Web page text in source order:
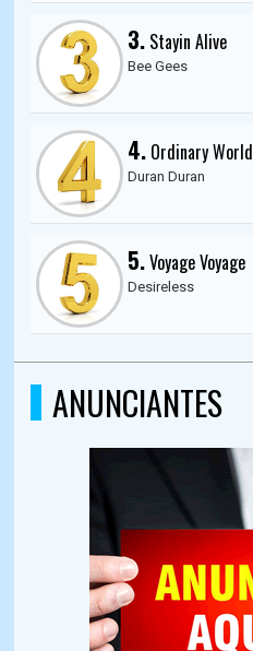
3. Stayin Alive
Bee Gees
4. Ordinary World
Duran Duran
5.Voyage Voyage
Desireless
ANUNCIANTES